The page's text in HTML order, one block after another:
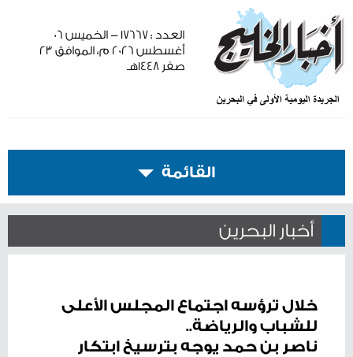
العدد : ١٧٦٦٧ - الخميس ٠٦
أغسطس ٢٠٢٦ م، الموافق ٢٣
صفر ١٤٤٨هـ
القائمة
أخبار البحرين
خلال ترؤسه اجتماع المجلس الأعلى
للشباب والرياضة..
ناصر بن حمد يوجه بترسيخ ابتكار